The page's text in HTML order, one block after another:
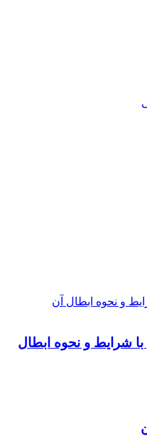
و نحوه ابطال آن
شرایط و نحوه ابطال